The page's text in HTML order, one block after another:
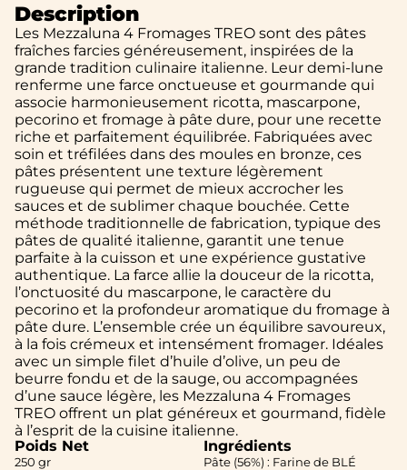
Description
Les Mezzaluna 4 Fromages TREO sont des pâtes
fraîches farcies généreusement, inspirées de la
grande tradition culinaire italienne. Leur demi-lune
renferme une farce onctueuse et gourmande qui
associe harmonieusement ricotta, mascarpone,
pecorino et fromage à pâte dure, pour une recette
riche et parfaitement équilibrée. Fabriquées avec
soin et tréfilées dans des moules en bronze, ces
pâtes présentent une texture légèrement
rugueuse qui permet de mieux accrocher les
sauces et de sublimer chaque bouchée. Cette
méthode traditionnelle de fabrication, typique des
pâtes de qualité italienne, garantit une tenue
parfaite à la cuisson et une expérience gustative
authentique. La farce allie la douceur de la ricotta,
l’onctuosité du mascarpone, le caractère du
pecorino et la profondeur aromatique du fromage à
pâte dure. L’ensemble crée un équilibre savoureux,
à la fois crémeux et intensément fromager. Idéales
avec un simple filet d’huile d’olive, un peu de
beurre fondu et de la sauge, ou accompagnées
d’une sauce légère, les Mezzaluna 4 Fromages
TREO offrent un plat généreux et gourmand, fidèle
à l’esprit de la cuisine italienne.
Poids Net
250 gr
Ingrédients
Pâte (56%) : Farine de BLÉ